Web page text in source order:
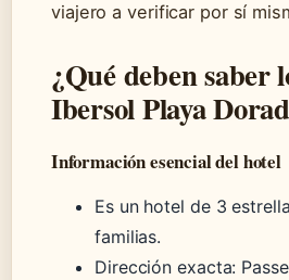
viajero a verificar por sí
¿Qué deben saber
Ibersol Playa
Información esencial del hotel
Es un hotel de 3
familias.
Dirección exacta: